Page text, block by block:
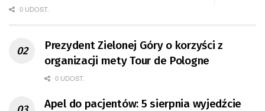
0 UDOST.
Prezydent Zielonej Góry o korzyści z
organizacji mety Tour de Pologne
0 UDOST.
Apel do pacjentów: 5 sierpnia wyjedźcie